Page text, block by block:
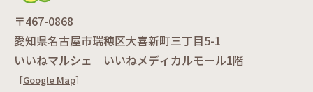
〒467-0868
愛知県名古屋市瑞穂区大喜新町三丁目5-1
いいねマルシェ いいねメディカルモール1階
［Google Map］